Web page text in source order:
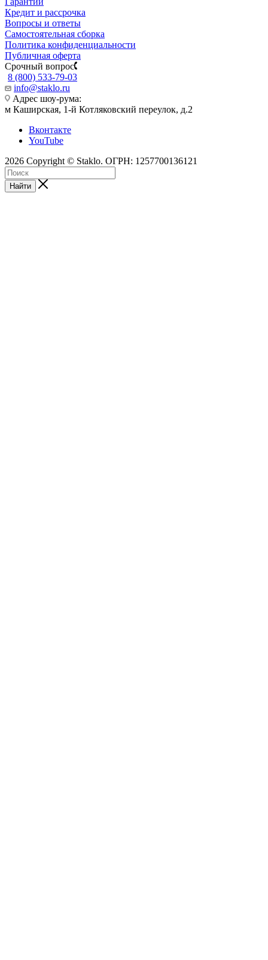
Кредит и рассрочка
Вопросы и ответы
Самостоятельная сборка
Политика конфиденциальности
Публичная оферта
Срочный вопрос
8 (800) 533-79-03
info@staklo.ru
Адрес шоу-рума:
м Каширская, 1-й Котляковский переулок, д.2
Вконтакте
YouTube
2026 Copyright © Staklo. ОГРН: 1257700136121
Найти